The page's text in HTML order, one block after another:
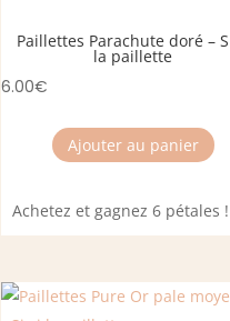
Paillettes Parachute doré –
la paillette
6.00€
Ajouter au panier
Achetez et gagnez 6 pétales !